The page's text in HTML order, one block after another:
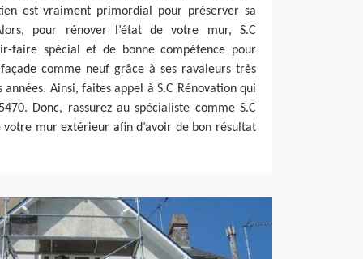
est vraiment primordial pour préserver sa
pour rénover l’état de votre mur, S.C
faire spécial et de bonne compétence pour
comme neuf grâce à ses ravaleurs très
Ainsi, faites appel à S.C Rénovation qui
Donc, rassurez au spécialiste comme S.C
mur extérieur afin d’avoir de bon résultat